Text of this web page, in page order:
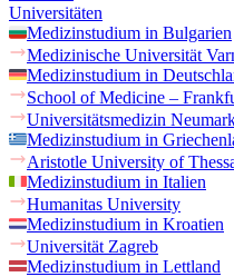
Universitäten
Medizinstudium in Bulgarien
Medizinische Universität
Medizinstudium in
School of Medicine –
Universitätsmedizin
Medizinstudium in
Aristotle University of
Medizinstudium in Italien
Humanitas University
Medizinstudium in Kroatien
Universität Zagreb
Medizinstudium in Lettland